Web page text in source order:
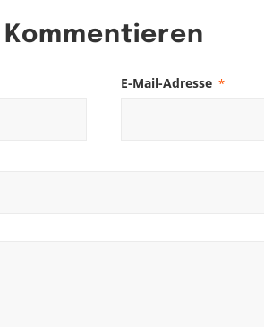
Kommentieren
E-Mail-Adresse *